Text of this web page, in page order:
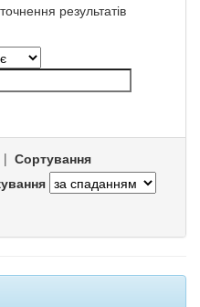
результатів
| Сортування